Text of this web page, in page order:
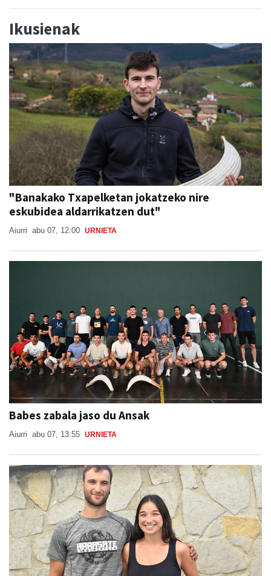
Ikusienak
"Banakako Txapelketan jokatzeko nire
eskubidea aldarrikatzen dut"
Aiurri abu 07, 12:00 URNIETA
Babes zabala jaso du Ansak
Aiurri abu 07, 13:55 URNIETA